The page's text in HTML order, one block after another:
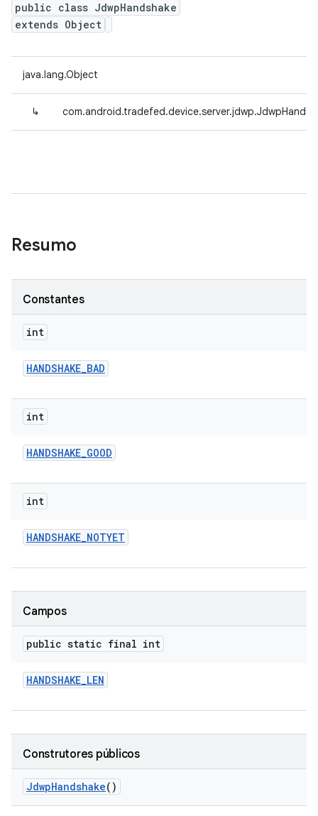
public class JdwpHandshake
extends Object
java.lang.Object
↳
Resumo
Constantes
int
HANDSHAKE_BAD
int
HANDSHAKE_GOOD
int
HANDSHAKE_NOTYET
Campos
public static final int
HANDSHAKE_LEN
Construtores públicos
JdwpHandshake()